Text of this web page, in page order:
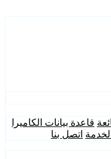
قاعدة بيانات الكاميرا
اتصل بنا